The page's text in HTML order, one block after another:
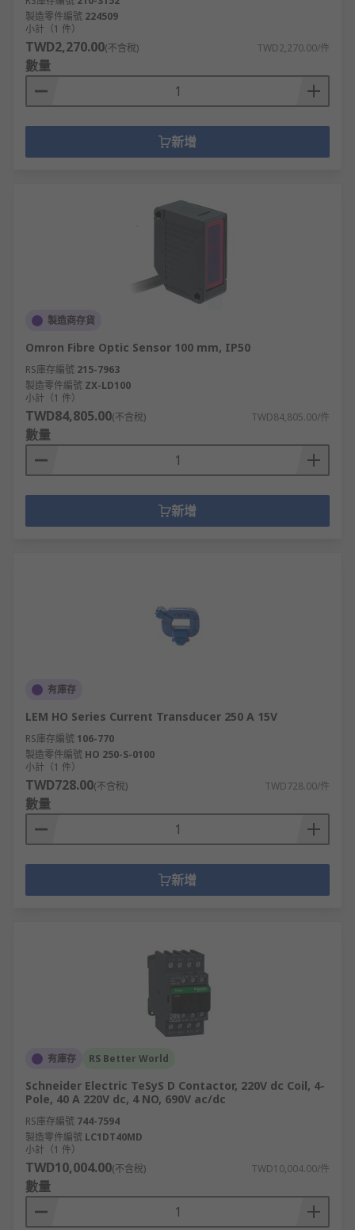
製造零件編號 224509
小計（1 件）
TWD2,270.00(不含稅) TWD2,270.00/件
數量
新增
製造商存貨
Omron Fibre Optic Sensor 100 mm, IP50
RS庫存編號 215-7963
製造零件編號 ZX-LD100
小計（1 件）
TWD84,805.00(不含稅) TWD84,805.00/件
數量
新增
有庫存
LEM HO Series Current Transducer 250 A 15V
RS庫存編號 106-770
製造零件編號 HO 250-S-0100
小計（1 件）
TWD728.00(不含稅) TWD728.00/件
數量
新增
有庫存 RS Better World
Schneider Electric TeSyS D Contactor, 220V dc Coil, 4-
Pole, 40 A 220V dc, 4 NO, 690V ac/dc
RS庫存編號 744-7594
製造零件編號 LC1DT40MD
小計（1 件）
TWD10,004.00(不含稅) TWD10,004.00/件
數量